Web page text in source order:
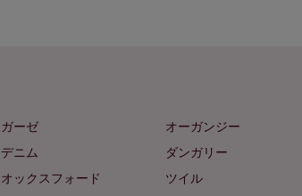
ガーゼ
オーガンジー
デニム
ダンガリー
オックスフォード
ツイル